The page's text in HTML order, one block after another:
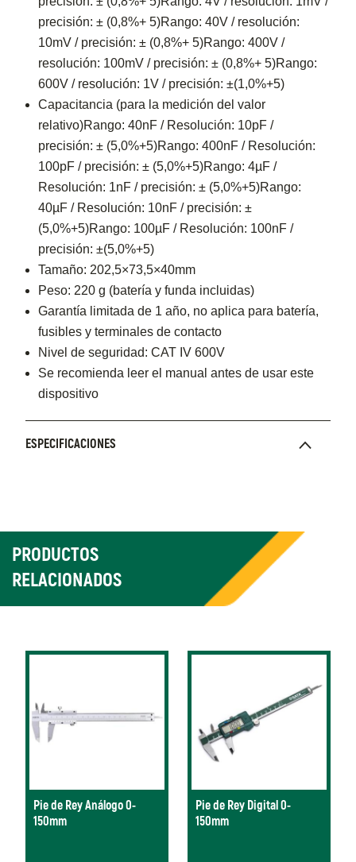
precisión: ± (0,8%+ 5)Rango: 40V / resolución:
10mV / precisión: ± (0,8%+ 5)Rango: 400V /
resolución: 100mV / precisión: ± (0,8%+ 5)Rango:
600V / resolución: 1V / precisión: ±(1,0%+5)
Capacitancia (para la medición del valor
relativo)Rango: 40nF / Resolución: 10pF /
precisión: ± (5,0%+5)Rango: 400nF / Resolución:
100pF / precisión: ± (5,0%+5)Rango: 4µF /
Resolución: 1nF / precisión: ± (5,0%+5)Rango:
40µF / Resolución: 10nF / precisión: ±
(5,0%+5)Rango: 100µF / Resolución: 100nF /
precisión: ±(5,0%+5)
Tamaño: 202,5×73,5×40mm
Peso: 220 g (batería y funda incluidas)
Garantía limitada de 1 año, no aplica para batería,
fusibles y terminales de contacto
Nivel de seguridad: CAT IV 600V
Se recomienda leer el manual antes de usar este
dispositivo
ESPECIFICACIONES
PRODUCTOS
RELACIONADOS
Pie de Rey Análogo 0-
150mm
Pie de Rey Digital 0-
150mm